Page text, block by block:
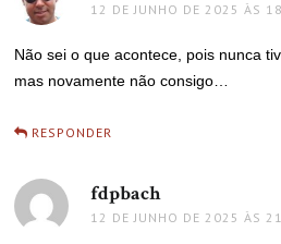
12 DE JUNHO DE 2025 ÀS
Não sei o que acontece, pois nunca
mas novamente não consigo…
RESPONDER
fdpbachdisse:
12 DE JUNHO DE 2025 ÀS